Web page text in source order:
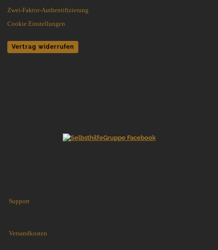
Zwei-Faktor-Authentifizierung
Cookie Einstellungen
Vertrag widerrufen
Support
Versandkosten